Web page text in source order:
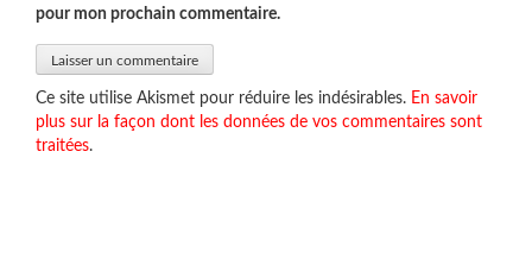
pour mon prochain commentaire.
Ce site utilise Akismet pour réduire les indésirables. En savoir
plus sur la façon dont les données de vos commentaires sont
traitées.